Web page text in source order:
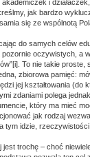
akademiczek i
jak bardzo
się ze wspólnotą
do samych celów
pozornie oczywistych, a
To nie takie
zbiorowa pamięć:
jej kształtowania (do
zdaniami polega
który ma mieć
jak rodzaj
tym idzie, rzeczywistości
jest trochę – choć